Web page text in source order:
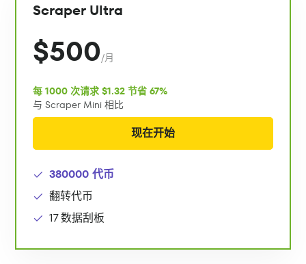
Scraper Ultra
$500/月
每 1000 次请求 $1.32 节省 67%
与 Scraper Mini 相比
现在开始
380000 代币
翻转代币
17 数据刮板